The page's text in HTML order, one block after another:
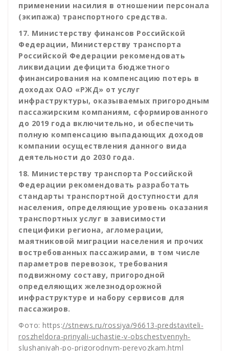
применении насилия в отношении персонала
(экипажа) транспортного средства.
17. Министерству финансов Российской
Федерации, Министерству транспорта
Российской Федерации рекомендовать
ликвидации дефицита бюджетного
финансирования на компенсацию потерь в
доходах ОАО «РЖД» от услуг
инфраструктуры, оказываемых пригородным
пассажирским компаниям, сформированного
до 2019 года включительно, и обеспечить
полную компенсацию выпадающих доходов
компании осуществления данного вида
деятельности до 2030 года.
18. Министерству транспорта Российской
Федерации рекомендовать разработать
стандарты транспортной доступности для
населения, определяющие уровень оказания
транспортных услуг в зависимости
специфики региона, агломерации,
маятниковой миграции населения и прочих
востребованных пассажирами, в том числе
параметров перевозок, требования
подвижному составу, пригородной
определяющих железнодорожной
инфраструктуре и набору сервисов для
пассажиров.
Фото: https://stnews.ru/rossiya/96613-predstaviteli-
roszheldora-prinyali-uchastie-v-obschestvennyh-
slushaniyah-po-prigorodnym-perevozkam.html